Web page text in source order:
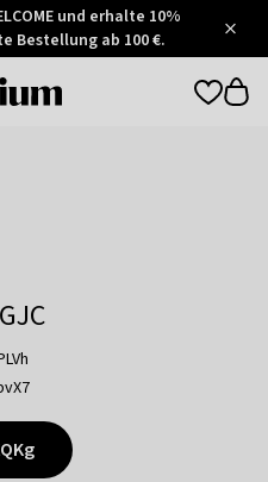
und erhalte 10%
Bestellung ab 100 €.
Otrium